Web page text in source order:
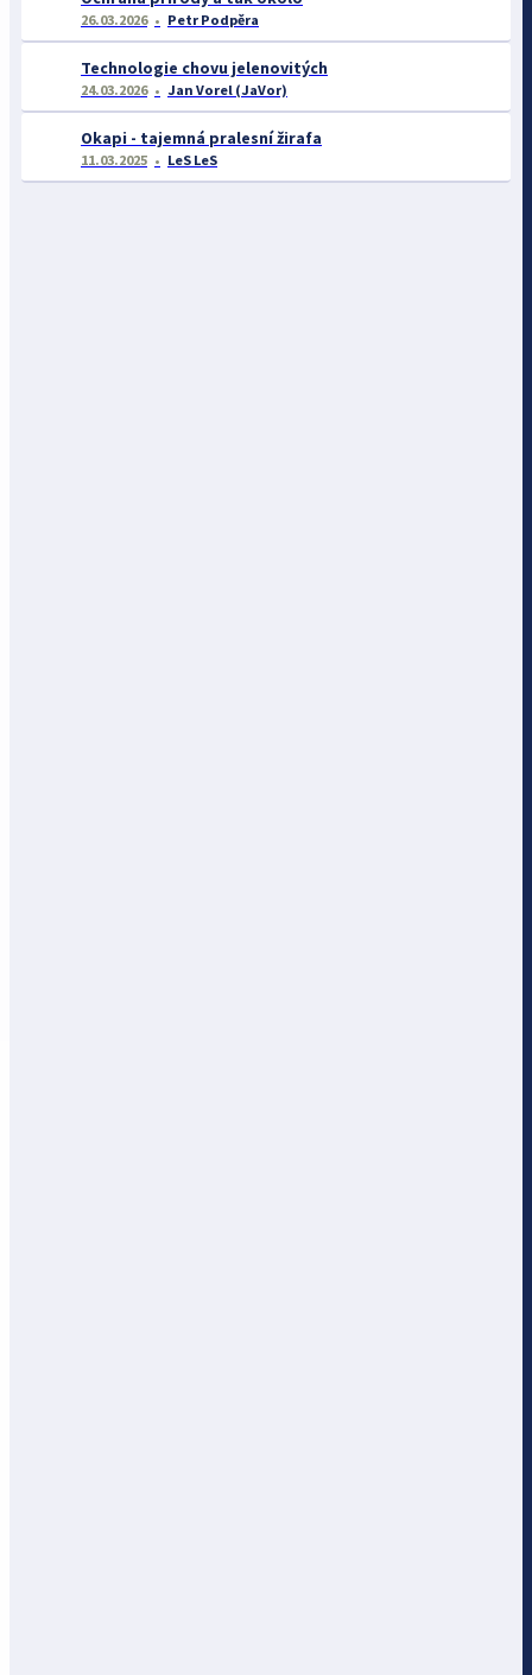
26.03.2026 Petr Podpěra
Technologie chovu jelenovitých
24.03.2026 Jan Vorel (JaVor)
Okapi - tajemná pralesní žirafa
11.03.2025 LeS LeS